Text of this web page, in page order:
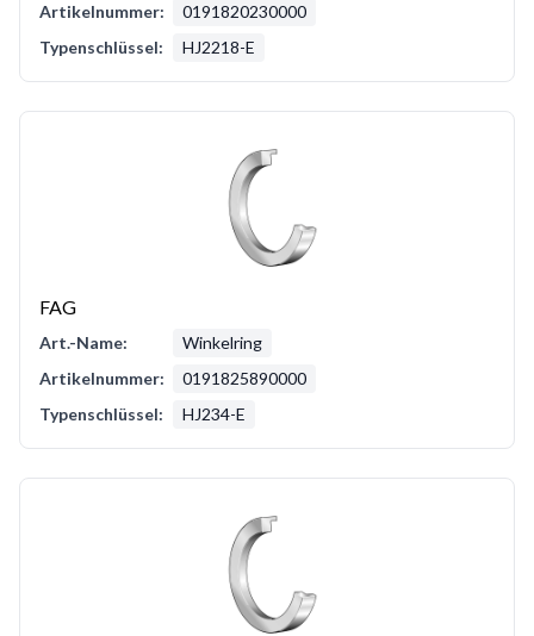
Artikelnummer:
0191820230000
Typenschlüssel:
HJ2218-E
FAG
Art.-Name:
Winkelring
Artikelnummer:
0191825890000
Typenschlüssel:
HJ234-E